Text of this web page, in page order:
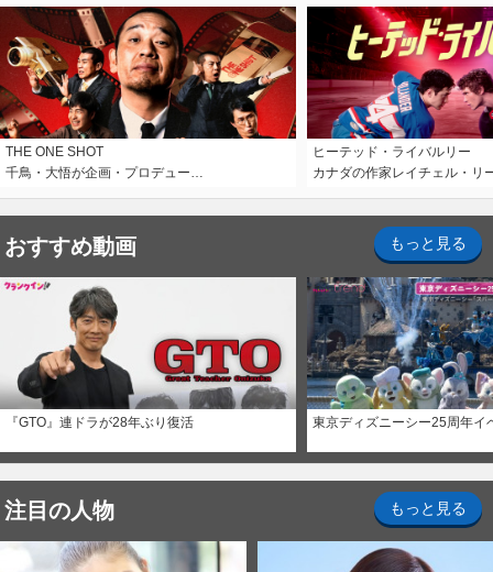
THE ONE SHOT
千鳥・大悟が企画・プロデュー…
ヒーテッド・ライバルリー
カナダの作家レイチェル・リ
おすすめ動画 もっと見る
『GTO』連ドラが28年ぶり復活 東京ディズニーシー25周年イ
注目の人物 もっと見る